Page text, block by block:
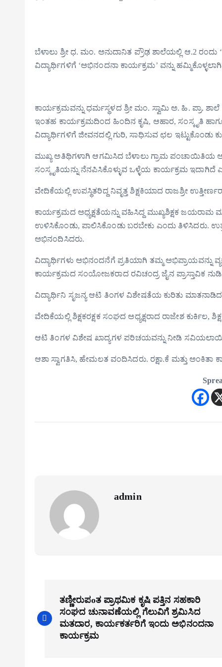
ಬೆಳಾಲು ಶ್ರೀ ಧ. ಮಂ. ಅನುದಾನಿತ ಪ್ರೌಢ ಶಾಲೆಯಲ್ಲಿ ಆ.2 ರಂದು
ವಿದ್ಯಾರ್ಥಿಗಳಿಗೆ ‘ಅಭಿನಂದನಾ ಕಾರ್ಯಕ್ರಮ’ ವನ್ನು
ಕಾರ್ಯಕ್ರಮವನ್ನು ಧರ್ಮಸ್ಥಳದ ಶ್ರೀ ಮಂ. ಸ್ವಾಮಿ ಅ. ಹಿ. ಪ್ರಾ.
ಇಂತಹ ಕಾರ್ಯಕ್ರಮದಿಂದ ಹಿಂದಿನ ಕೃಷಿ, ಆಹಾರ, ಸಂಸ್ಕೃತಿ
ವಿದ್ಯಾರ್ಥಿಗಳಿಗೆ ಜೀವನದಲ್ಲಿ ಗುರಿ, ಸಾಧಿಸುವ ಛಲ ಇಟ್ಟುಕೊಂಡು
ಮುಖ್ಯ ಅತಿಥಿಗಳಾಗಿ ಆಗಮಿಸಿದ ಬೆಳಾಲು ಗ್ರಾಮ ಪಂಚಾಯಿತಿಯ
ಸಂಸ್ಕೃತಿಯನ್ನು ನೆನಪಿಸಿಕೊಳ್ಳುವ ಒಳ್ಳೆಯ ಕಾರ್ಯಕ್ರಮ ಇದಾಗಿದೆ
ವೇದಿಕೆಯಲ್ಲಿ ಉಪಸ್ಥಿತರಿದ್ದ ನಿವೃತ್ತ ಶಿಕ್ಷಕಿಯಾದ ರಾಜಶ್ರೀ
ಕಾರ್ಯಕ್ರಮದ ಅಧ್ಯಕ್ಷತೆಯನ್ನು ವಹಿಸಿದ್ದ ಮುಖ್ಯಶಿಕ್ಷಕ
ಉಳಿಸಿಕೊಂಡು, ಪಾಲಿಸಿಕೊಂಡು ಬರಬೇಕು ಎಂದು ತಿಳಿಸಿದರು.
ಅಭಿನಂದಿಸಿದರು.
ವಿದ್ಯಾರ್ಥಿಗಳು ಅಭಿನಂದನೆಗೆ ಪ್ರತಿಯಾಗಿ ತಮ್ಮ ಅಭಿಪ್ರಾಯವನ್ನು
ಕಾರ್ಯಕ್ರಮದ ಸಂಯೋಜಕರಾದ ರವಿಚಂದ್ರ ಜೈನ ಪ್ರಾಸ್ತಾವಿಕ
ವಿದ್ಯಾರ್ಥಿನಿ ಸೃಜನ್ಯ ಆಟಿ ತಿಂಗಳ ವಿಶೇಷತೆಯ ಕುರಿತು
ವೇದಿಕೆಯಲ್ಲಿ ಶಿಕ್ಷಕರಕ್ಷಕ ಸಂಘದ ಅಧ್ಯಕ್ಷರಾದ ರಾಜೇಶ ಕುರ್ಕಿಲ,
ಆಟಿ ತಿಂಗಳ ವಿಶೇಷ ಖಾದ್ಯಗಳ ಪರಿಚಯವನ್ನು ನೀಡಿ
ಆಶಾ ಸ್ವಾಗತಿಸಿ, ಹೇಮಲತ ವಂದಿಸಿದರು. ರಕ್ಷಾ.ಕೆ ಮತ್ತು ಅಂಕಿತಾ
admin
s
ತಣ್ಣೀರುಪoತ ಪ್ರಾಥಮಿಕ ಕೃಷಿ ಪತ್ತಿನ ಸಹಕಾರಿ
ಸಂಘದ ಚುನಾವಣೆಯಲ್ಲಿ ಗೆಲುವಿಗೆ ಶ್ರಮಿಸಿದ
ಮತದಾರ, ಕಾರ್ಯಕರ್ತರಿಗೆ ಇಂದು ಅಭಿನಂದನಾ
ಕಾರ್ಯಕ್ರಮ